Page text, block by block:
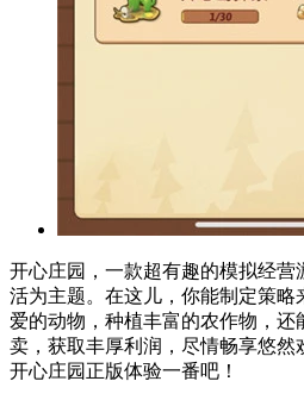
开心庄园，一款超有趣的模拟经营
活为主题。在这儿，你能制定策
爱的动物，种植丰富的农作物，还
卖，获取丰厚利润，尽情畅享悠然
开心庄园正版体验一番吧！